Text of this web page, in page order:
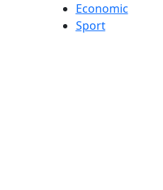
Economic
Sport